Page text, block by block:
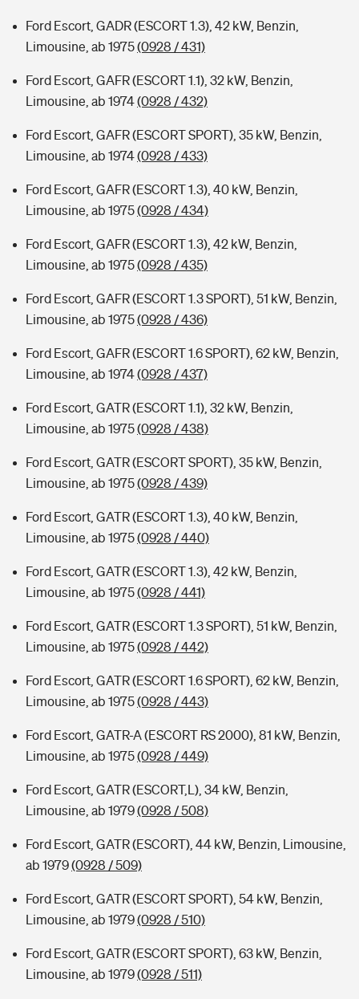
Ford Escort, GADR (ESCORT 1.3), 42 kW, Benzin,
Limousine, ab 1975(0928 / 431)
Ford Escort, GAFR (ESCORT 1.1), 32 kW, Benzin,
Limousine, ab 1974(0928 / 432)
Ford Escort, GAFR (ESCORT SPORT), 35 kW, Benzin,
Limousine, ab 1974(0928 / 433)
Ford Escort, GAFR (ESCORT 1.3), 40 kW, Benzin,
Limousine, ab 1975(0928 / 434)
Ford Escort, GAFR (ESCORT 1.3), 42 kW, Benzin,
Limousine, ab 1975(0928 / 435)
Ford Escort, GAFR (ESCORT 1.3 SPORT), 51 kW, Benzin,
Limousine, ab 1975(0928 / 436)
Ford Escort, GAFR (ESCORT 1.6 SPORT), 62 kW, Benzin,
Limousine, ab 1974(0928 / 437)
Ford Escort, GATR (ESCORT 1.1), 32 kW, Benzin,
Limousine, ab 1975(0928 / 438)
Ford Escort, GATR (ESCORT SPORT), 35 kW, Benzin,
Limousine, ab 1975(0928 / 439)
Ford Escort, GATR (ESCORT 1.3), 40 kW, Benzin,
Limousine, ab 1975(0928 / 440)
Ford Escort, GATR (ESCORT 1.3), 42 kW, Benzin,
Limousine, ab 1975(0928 / 441)
Ford Escort, GATR (ESCORT 1.3 SPORT), 51 kW, Benzin,
Limousine, ab 1975(0928 / 442)
Ford Escort, GATR (ESCORT 1.6 SPORT), 62 kW, Benzin,
Limousine, ab 1975(0928 / 443)
Ford Escort, GATR-A (ESCORT RS 2000), 81 kW, Benzin,
Limousine, ab 1975(0928 / 449)
Ford Escort, GATR (ESCORT,L), 34 kW, Benzin,
Limousine, ab 1979(0928 / 508)
Ford Escort, GATR (ESCORT), 44 kW, Benzin, Limousine,
ab 1979(0928 / 509)
Ford Escort, GATR (ESCORT SPORT), 54 kW, Benzin,
Limousine, ab 1979(0928 / 510)
Ford Escort, GATR (ESCORT SPORT), 63 kW, Benzin,
Limousine, ab 1979(0928 / 511)